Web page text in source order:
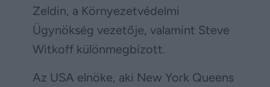
Zeldin, a Környezetvédelmi
Ügynökség vezetője, valamint Steve
Witkoff különmegbízott.
Az USA elnöke, aki New York Queens